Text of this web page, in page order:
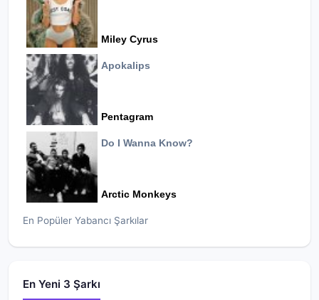
Miley Cyrus
Apokalips
Pentagram
Do I Wanna Know?
Arctic Monkeys
En Popüler Yabancı Şarkılar
En Yeni 3 Şarkı